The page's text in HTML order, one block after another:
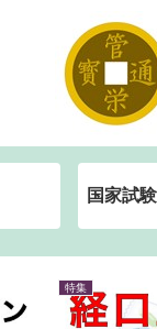
国家試
特集